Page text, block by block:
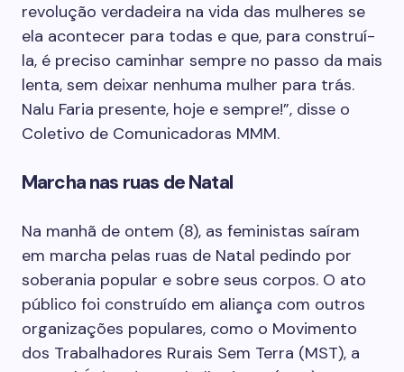
revolução verdadeira na vida das mulheres se
ela acontecer para todas e que, para construí-
la, é preciso caminhar sempre no passo da mais
lenta, sem deixar nenhuma mulher para trás.
Nalu Faria presente, hoje e sempre!”, disse o
Coletivo de Comunicadoras MMM.
Marcha nas ruas de Natal
Na manhã de ontem (8), as feministas saíram
em marcha pelas ruas de Natal pedindo por
soberania popular e sobre seus corpos. O ato
público foi construído em aliança com outros
organizações populares, como o Movimento
dos Trabalhadores Rurais Sem Terra (MST), a